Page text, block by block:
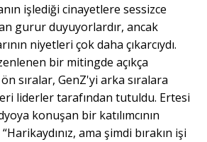
işlediği cinayetlere sessizce
gurur duyuyorlardır, ancak
niyetleri çok daha çıkarcıydı.
bir mitingde açıkça
sıralar, GenZ'yi arka sıralara
liderler tarafından tutuldu. Ertesi
konuşan bir katılımcının
ama şimdi bırakın işi